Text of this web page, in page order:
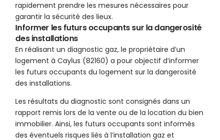
rapidement prendre les mesures nécessaires pour
garantir la sécurité des lieux.
Informer les futurs occupants sur la dangerosité
des installations
En réalisant un diagnostic gaz, le propriétaire d’un
logement à Caylus (82160) a pour objectif d’informer
les futurs occupants du logement sur la dangerosité
des installations.
Les résultats du diagnostic sont consignés dans un
rapport remis lors de la vente ou de la location du bien
immobilier. Ainsi, les futurs occupants sont informés
des éventuels risques liés à l’installation gaz et